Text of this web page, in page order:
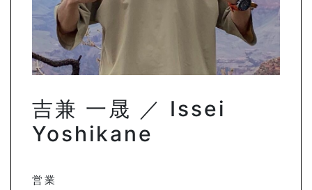
吉兼 一晟 ／ Issei
Yoshikane
営業